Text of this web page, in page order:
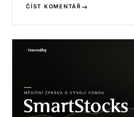
ČÍST KOMENTÁŘ →